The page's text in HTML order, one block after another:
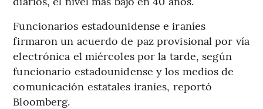
Funcionarios estadounidense e iraníes
firmaron un acuerdo de paz provisional por vía
electrónica el miércoles por la tarde, según
funcionario estadounidense y los medios de
comunicación estatales iraníes, reportó
Bloomberg.